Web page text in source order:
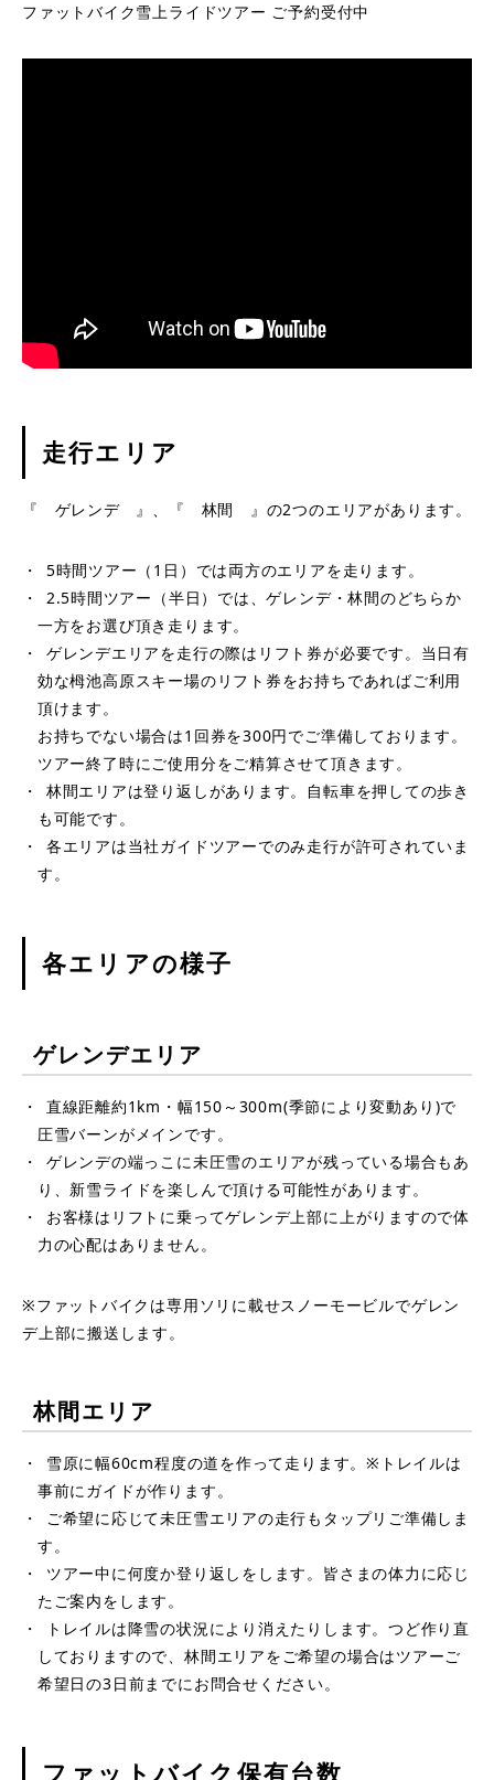
ファットバイク雪上ライドツアー ご予約受付中
走行エリア
『 ゲレンデ 』、『 林間 』の2つのエリアがあります。
5時間ツアー（1日）では両方のエリアを走ります。
2.5時間ツアー（半日）では、ゲレンデ・林間のどちらか
一方をお選び頂き走ります。
ゲレンデエリアを走行の際はリフト券が必要です。当日有
効な栂池高原スキー場のリフト券をお持ちであればご利用
頂けます。
お持ちでない場合は1回券を300円でご準備しております。
ツアー終了時にご使用分をご精算させて頂きます。
林間エリアは登り返しがあります。自転車を押しての歩き
も可能です。
各エリアは当社ガイドツアーでのみ走行が許可されていま
す。
​各エリアの様子
ゲレンデエリア
直線距離約1km・幅150～300m(季節により変動あり)で
圧雪バーンがメインです。
ゲレンデの端っこに未圧雪のエリアが残っている場合もあ
り、新雪ライドを楽しんで頂ける可能性があります。
お客様はリフトに乗ってゲレンデ上部に上がりますので体
力の心配はありません。
※ファットバイクは専用ソリに載せスノーモービルでゲレン
デ上部に搬送します。
林間エリア
雪原に幅60cm程度の道を作って走ります。※トレイルは
事前にガイドが作ります。
ご希望に応じて未圧雪エリアの走行もタップリご準備しま
す。
ツアー中に何度か登り返しをします。皆さまの体力に応じ
たご案内をします。
トレイルは降雪の状況により消えたりします。つど作り直
しておりますので、林間エリアをご希望の場合はツアーご
希望日の3日前までにお問合せください。
ファットバイク保有台数